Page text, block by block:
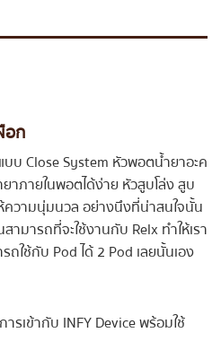
อก
บ Close System หัวพอตน้ำยาอะค
ภายในพอตได้ง่าย หัวสูบโล่ง สูบ
ความนุ่มนวล อย่างนึงที่น่าสนใจนั้น
มารถที่จะใช้งานกับ Relx ทำให้เรา
ใช้กับ Pod ได้ 2 Pod เลยนั้นเอง
รเข้ากับ INFY Device พร้อมใช้